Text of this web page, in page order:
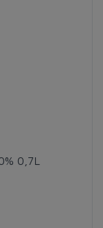
0,7L